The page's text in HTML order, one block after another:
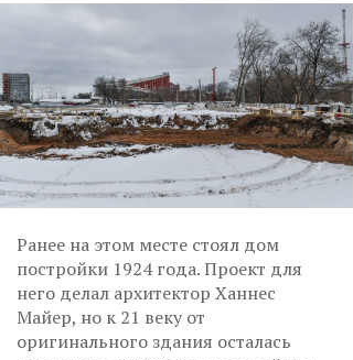
Ранее на этом месте стоял дом
постройки 1924 года. Проект для
него делал архитектор Ханнес
Майер, но к 21 веку от
оригинального здания осталась